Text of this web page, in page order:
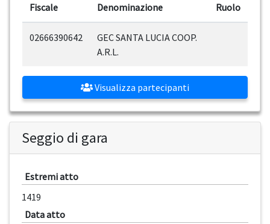
Fiscale
Denominazione Ruolo
02666390642
GEC SANTA LUCIA COOP.
A.R.L.
Visualizza partecipanti
Seggio di gara
Estremi atto
1419
Data atto